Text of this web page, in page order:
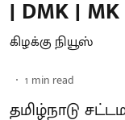
| DMK |
கிழக்கு நியூஸ்
1 min read
தமிழ்நாடு